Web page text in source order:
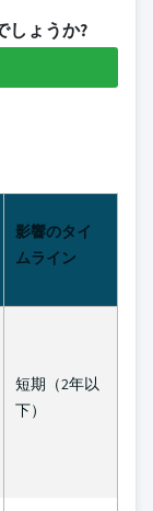
しょうか?
影響のタイ
ムライン
短期（2年以
下）